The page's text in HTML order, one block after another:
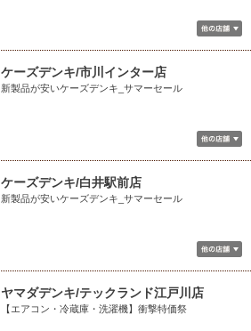
ケーズデンキ/市川インター店
新製品が安いケーズデンキ_サマーセール
ケーズデンキ/白井駅前店
新製品が安いケーズデンキ_サマーセール
ヤマダデンキ/テックランド江戸川店
【エアコン・冷蔵庫・洗濯機】衝撃特価祭